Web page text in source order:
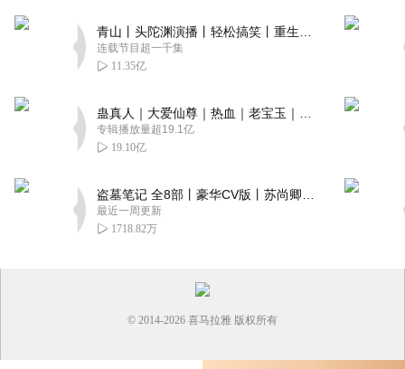
连载节目超一千集
11.35亿
专辑播放量超19.1亿
19.10亿
最近一周更新
1718.82万
© 2014-2026 喜马拉雅 版权所有